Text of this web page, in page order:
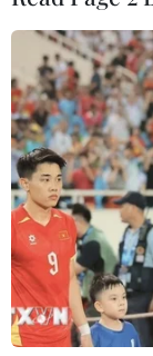
#kinh tế trung
#chính sách tài